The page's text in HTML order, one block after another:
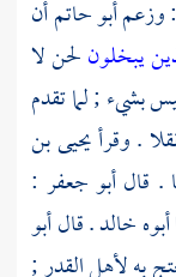
: وزعمأبو حاتمأن
يبخلونلحن لا
بشيء ; لما تقدم
. وقرأيحيى بن
. قالأبو جعفر :
أبوهخالد. قالأبو
به لأهل القدر ;